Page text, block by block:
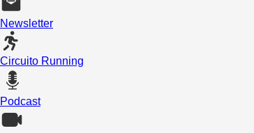
Newsletter
Circuito Running
Podcast